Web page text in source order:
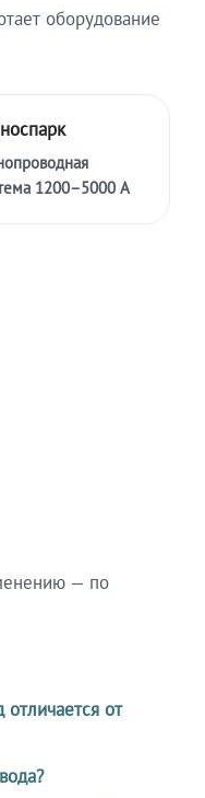
оборудование
1200–5000 А
— по
от